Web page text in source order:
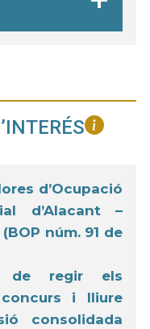
d’Ocupació
d’Alacant –
núm. 91 de
de regir els
i lliure
consolidada